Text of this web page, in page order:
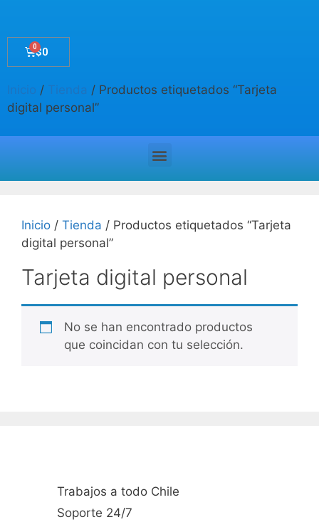
$0
Inicio / Tienda / Productos etiquetados “Tarjeta
digital personal”
Inicio / Tienda / Productos etiquetados “Tarjeta
digital personal”
Tarjeta digital personal
No se han encontrado productos
que coincidan con tu selección.
Trabajos a todo Chile
Soporte 24/7